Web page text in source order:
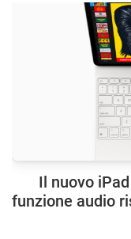
Il nuovo
funzione audio